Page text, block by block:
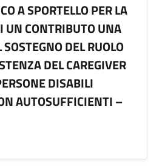
A SPORTELLO PER LA
UN CONTRIBUTO UNA
DEL RUOLO
DEL CAREGIVER
DISABILI
AUTOSUFFICIENTI –